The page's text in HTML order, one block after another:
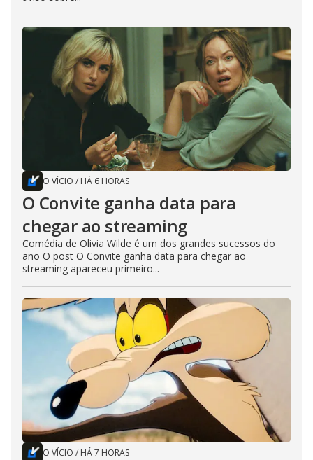
O VÍCIO / HÁ 6 HORAS
O Convite ganha data para
chegar ao streaming
Comédia de Olivia Wilde é um dos grandes sucessos do
ano O post O Convite ganha data para chegar ao
streaming apareceu primeiro...
O VÍCIO / HÁ 7 HORAS